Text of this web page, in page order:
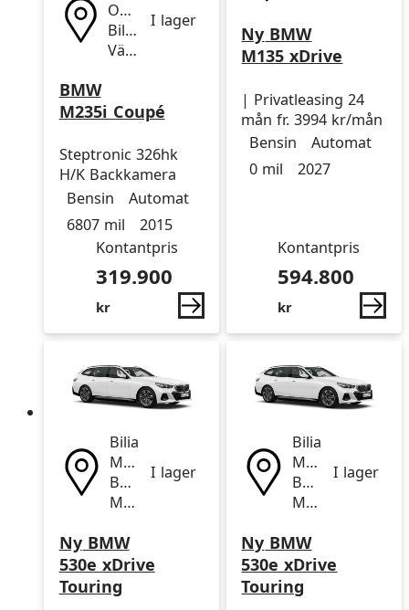
Outlet
Bilhall
Värnhem
I lager
BMW
M235i Coupé
Steptronic 326hk
H/K Backkamera
Drivmedel
Bensin
Drivmedel Automat
Miltal
6807 mil
årsmodell
2015
Kontantpris
319.900
kr
Ny BMW
M135 xDrive
| Privatleasing 24
mån fr. 3994 kr/mån
Drivmedel
Bensin
Drivmedel Automat
Miltal
0 mil
årsmodell
2027
Kontantpris
594.800
kr
Bilia
Mölndal
BMW
MINI
I lager
Ny BMW
530e xDrive
Touring
Bilia
Mölndal
BMW
MINI
I lager
Ny BMW
530e xDrive
Touring